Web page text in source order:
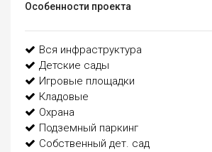
Особенности проекта
Вся инфраструктура
Детские сады
Игровые площадки
Кладовые
Охрана
Подземный паркинг
Собственный дет. сад